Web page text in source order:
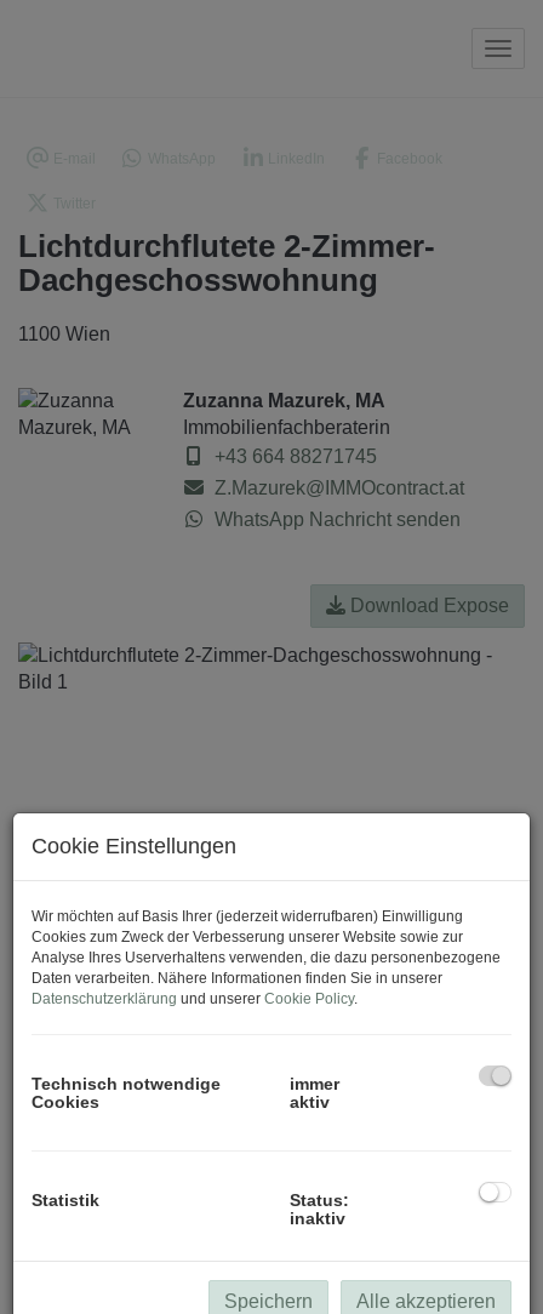
Lichtdurchflutete 2-Zimmer-
Dachgeschosswohnung
1100 Wien
Zuzanna Mazurek, MA
Immobilienfachberaterin
+43 664 88271745
Z.Mazurek@IMMOcontract.at
WhatsApp Nachricht senden
Download Expose
Beschreibung
Cookie Einstellungen
Wir möchten auf Basis Ihrer (jederzeit widerrufbaren) Einwilligung
Cookies zum Zweck der Verbesserung unserer Website sowie zur
Analyse Ihres Userverhaltens verwenden, die dazu personenbezogene
Daten verarbeiten. Nähere Informationen finden Sie in unserer
Datenschutzerklärung und unserer Cookie Policy.
Technisch notwendige
Cookies
immer
aktiv
Statistik
Status:
inaktiv
Speichern Alle akzeptieren